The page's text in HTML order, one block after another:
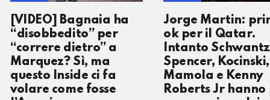
[VIDEO] Bagnaia ha
“disobbedito” per
“correre dietro” a
Marquez? Sì, ma
questo Inside ci fa
volare come fosse
Jorge Martin:
ok per il Qatar.
Intanto
Spencer, Kocinski,
Mamola e Kenny
Roberts Jr hanno